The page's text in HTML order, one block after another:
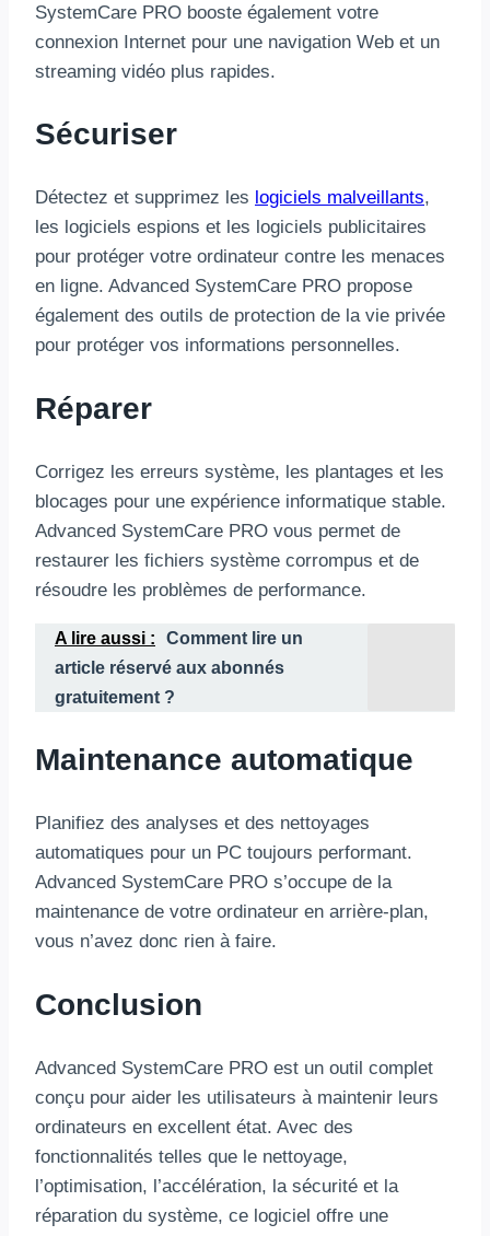
SystemCare PRO booste également votre
connexion Internet pour une navigation Web et un
streaming vidéo plus rapides.
Sécuriser
Détectez et supprimez les logiciels malveillants,
les logiciels espions et les logiciels publicitaires
pour protéger votre ordinateur contre les menaces
en ligne. Advanced SystemCare PRO propose
également des outils de protection de la vie privée
pour protéger vos informations personnelles.
Réparer
Corrigez les erreurs système, les plantages et les
blocages pour une expérience informatique stable.
Advanced SystemCare PRO vous permet de
restaurer les fichiers système corrompus et de
résoudre les problèmes de performance.
A lire aussi :
Comment lire un
article réservé aux abonnés
gratuitement ?
Maintenance automatique
Planifiez des analyses et des nettoyages
automatiques pour un PC toujours performant.
Advanced SystemCare PRO s’occupe de la
maintenance de votre ordinateur en arrière-plan,
vous n’avez donc rien à faire.
Conclusion
Advanced SystemCare PRO est un outil complet
conçu pour aider les utilisateurs à maintenir leurs
ordinateurs en excellent état. Avec des
fonctionnalités telles que le nettoyage,
l’optimisation, l’accélération, la sécurité et la
réparation du système, ce logiciel offre une